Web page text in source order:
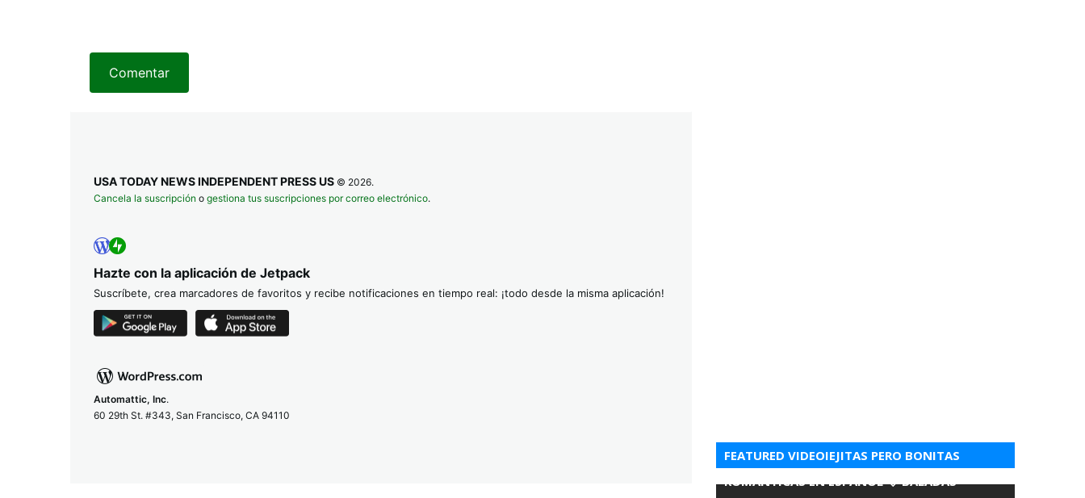
Comentar
USA TODAY NEWS INDEPENDENT PRESS US © 2026.
Cancela la suscripción o gestiona tus suscripciones por correo electrónico.
Hazte con la aplicación de Jetpack
Suscríbete, crea marcadores de favoritos y recibe notificaciones en tiempo real: ¡todo desde la misma aplicación!
Automattic, Inc.
60 29th St. #343, San Francisco, CA 94110
FEATURED VIDEOIEJITAS PERO BONITAS
ROMANTICAS EN ESPANOL 💘 BALADAS